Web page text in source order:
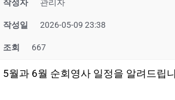
작성자 관리자
작성일 2026-05-09 23:38
조회 667
5월과 6월 순회영사 일정을 알려드립